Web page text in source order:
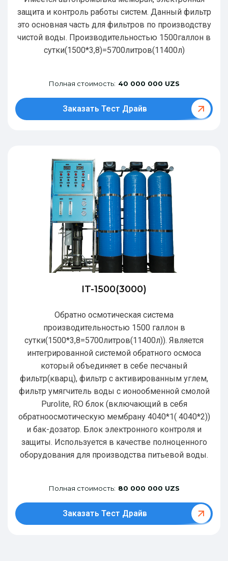
защита и контроль работы систем. Данный фильтр
это основная часть для фильтров по производству
чистой воды. Производительностью 1500галлон в
сутки(1500*3,8)=5700литров(11400л)
Полная стоимость: 40 000 000 UZS
Заказать Тест Драйв
IT-1500(3000)
Обратно осмотическая система
производительностью 1500 галлон в
сутки(1500*3,8=5700литров(11400л)). Является
интегрированной системой обратного осмоса
который объединяет в себе песчаный
фильтр(кварц), фильтр с активированным углем,
фильтр умягчитель воды с ионообменной смолой
Purolite, RO блок (включающий в себя
обратноосмотическую мембрану 4040*1( 4040*2))
и бак-дозатор. Блок электронного контроля и
защиты. Используется в качестве полноценного
оборудования для производства питьевой воды.
Полная стоимость: 80 000 000 UZS
Заказать Тест Драйв